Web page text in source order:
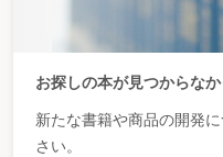
お探しの本が見つからな
新たな書籍や商品の開発
さい。